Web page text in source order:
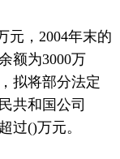
元，2004年末的
额为3000万
拟将部分法定
共和国公司
过()万元。